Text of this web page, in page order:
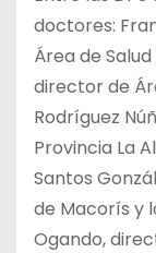
doctores:
Área de
director de
Rodríguez
Provincia La
Santos
de Macorís y
Ogando,